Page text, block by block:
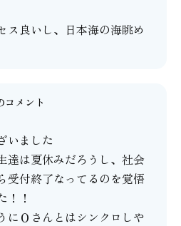
ス良いし、日本海の海眺め
コメント
いました
達は夏休みだろうし、社会
受付終了なってるのを覚悟
！
にＯさんとはシンクロしや